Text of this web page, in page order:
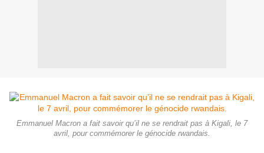
Emmanuel Macron a fait savoir qu’il ne se rendrait pas à Kigali, le 7
avril, pour commémorer le génocide rwandais.